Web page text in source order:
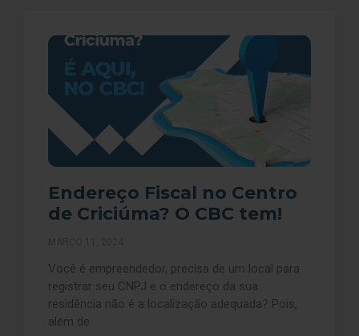
Endereço Fiscal no Centro
de Criciúma? O CBC tem!
Você é empreendedor, precisa de um local para
registrar seu CNPJ e o endereço da sua
residência não é a localização adequada? Pois,
além de